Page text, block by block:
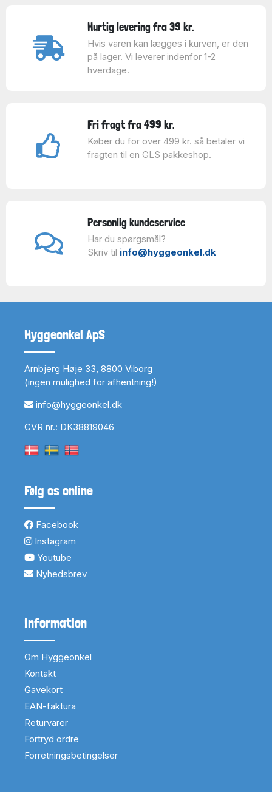
Hurtig levering fra 39 kr.
Hvis varen kan lægges i kurven, er den
på lager. Vi leverer indenfor 1-2
hverdage.
Fri fragt fra 499 kr.
Køber du for over 499 kr. så betaler vi
fragten til en GLS pakkeshop.
Personlig kundeservice
Har du spørgsmål?
Skriv til info@hyggeonkel.dk
Hyggeonkel ApS
Arnbjerg Høje 33, 8800 Viborg
(ingen mulighed for afhentning!)
info@hyggeonkel.dk
CVR nr.: DK38819046
Følg os online
Facebook
Instagram
Youtube
Nyhedsbrev
Information
Om Hyggeonkel
Kontakt
Gavekort
EAN-faktura
Returvarer
Fortryd ordre
Forretningsbetingelser